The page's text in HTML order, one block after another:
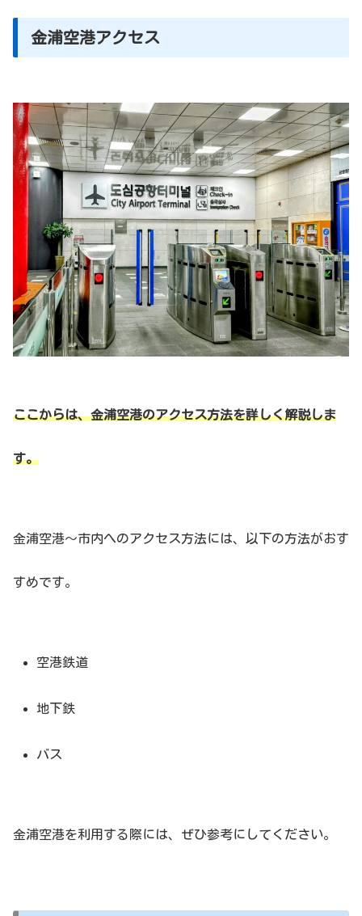
金浦空港アクセス
ここからは、金浦空港のアクセス方法を詳しく解説しま
す。
金浦空港〜市内へのアクセス方法には、以下の方法がおす
すめです。
空港鉄道
地下鉄
バス
金浦空港を利用する際には、ぜひ参考にしてください。